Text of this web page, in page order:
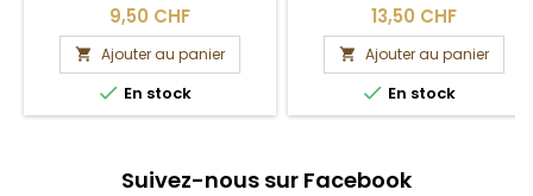
9,50 CHF
 Ajouter au panier
 En stock
13,50 CHF
 Ajouter au panier
 En stock
Suivez-nous sur Facebook